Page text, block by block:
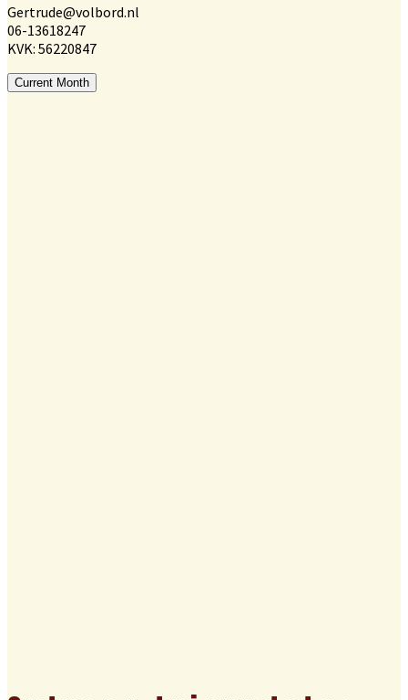
Gertrude@volbord.nl
06-13618247
KVK: 56220847
Current Month